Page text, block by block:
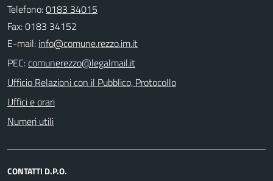
Telefono:0183 34015
Fax: 0183 34152
E-mail:
PEC:
Ufficio Relazioni con il Pubblico, Protocollo
Uffici e orari
Numeri utili
CONTATTI D.P.O.